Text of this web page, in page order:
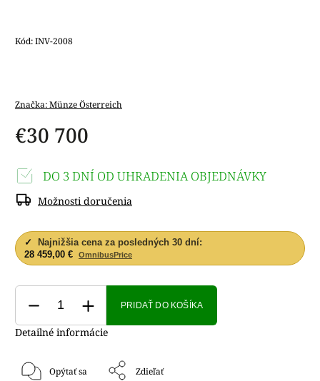
Kód:INV-2008
Značka:Münze Österreich
€30 700
DO 3 DNÍ OD UHRADENIA OBJEDNÁVKY
Možnosti doručenia
✓
Najnižšia cena za posledných 30 dní:
28 459,00 €
OmnibusPrice
PRIDAŤ DO KOŠÍKA
Detailné informácie
Opýtať sa Zdieľať